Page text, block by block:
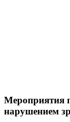
Мероприятия
нарушением